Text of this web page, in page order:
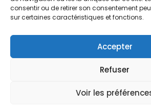
consentir ou de retirer son consentement
sur certaines caractéristiques et fonctions.
Accepter
Refuser
Voir les
Pompage &